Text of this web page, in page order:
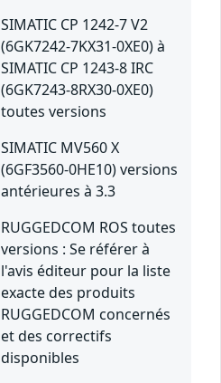
SIMATIC CP 1242-7 V2
(6GK7242-7KX31-0XE0) à
SIMATIC CP 1243-8 IRC
(6GK7243-8RX30-0XE0)
toutes versions
SIMATIC MV560 X
(6GF3560-0HE10) versions
antérieures à 3.3
RUGGEDCOM ROS toutes
versions : Se référer à
l'avis éditeur pour la liste
exacte des produits
RUGGEDCOM concernés
et des correctifs
disponibles